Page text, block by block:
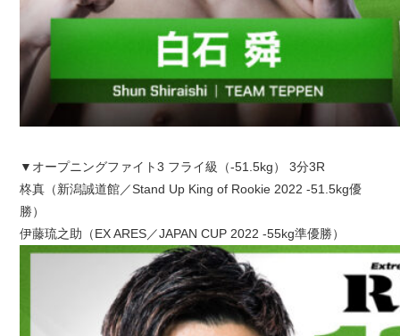
▼オープニングファイト3 フライ級（-51.5kg） 3分3R
柊真（新潟誠道館／Stand Up King of Rookie 2022 -51.5kg優
勝）
伊藤琉之助（EX ARES／JAPAN CUP 2022 -55kg準優勝）